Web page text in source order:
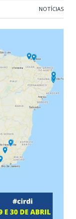
NOTÍCIAS